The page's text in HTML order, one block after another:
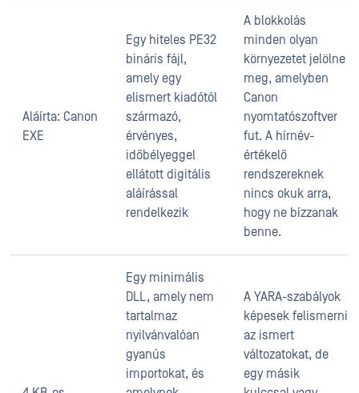
Aláírta: Canon
EXE
Egy hiteles PE32
bináris fájl,
amely egy
elismert kiadótól
származó,
érvényes,
időbélyeggel
ellátott digitális
aláírással
rendelkezik
A blokkolás
minden olyan
környezetet jelölne
meg, amelyben
Canon
nyomtatószoftver
fut. A hírnév-
értékelő
rendszereknek
nincs okuk arra,
hogy ne bízzanak
benne.
Egy minimális
DLL, amely nem
tartalmaz
nyilvánvalóan
gyanús
importokat, és
A YARA-szabályok
képesek felismerni
az ismert
változatokat, de
egy másik